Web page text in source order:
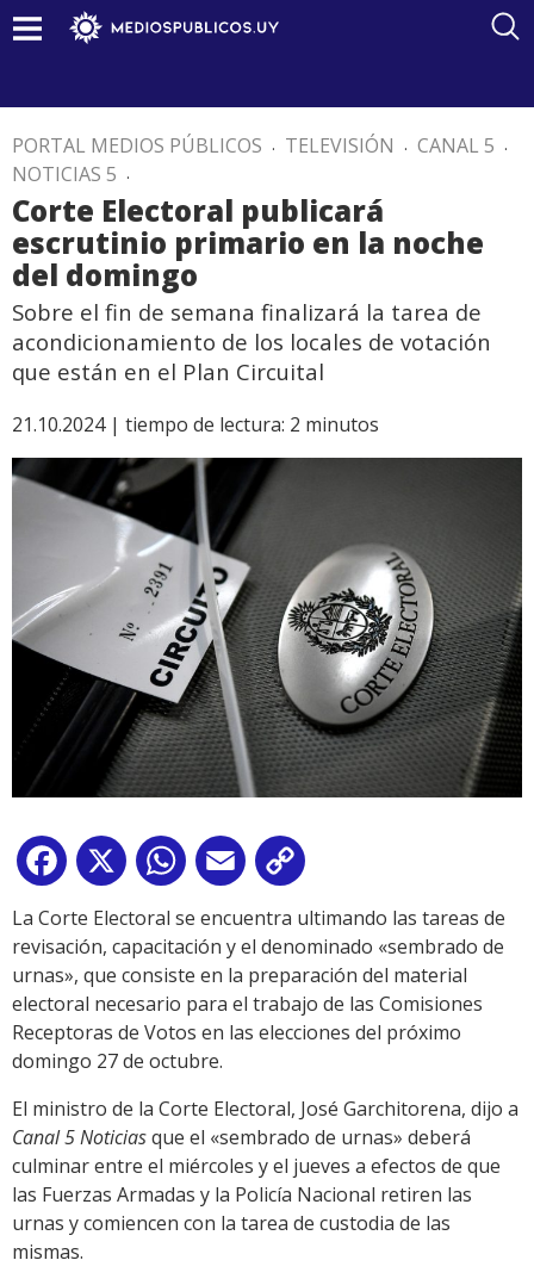
PORTAL MEDIOS PÚBLICOS . TELEVISIÓN . CANAL 5 .
NOTICIAS 5 .
Corte Electoral publicará
escrutinio primario en la noche
del domingo
Sobre el fin de semana finalizará la tarea de
acondicionamiento de los locales de votación
que están en el Plan Circuital
21.10.2024 | tiempo de lectura: 2 minutos
Facebook
X WhatsApp
Email
Link
La Corte Electoral se encuentra ultimando las tareas de
revisación, capacitación y el denominado «sembrado de
urnas», que consiste en la preparación del material
electoral necesario para el trabajo de las Comisiones
Receptoras de Votos en las elecciones del próximo
domingo 27 de octubre.
El ministro de la Corte Electoral, José Garchitorena, dijo a
Canal 5 Noticiasque el «sembrado de urnas» deberá
culminar entre el miércoles y el jueves a efectos de que
las Fuerzas Armadas y la Policía Nacional retiren las
urnas y comiencen con la tarea de custodia de las
mismas.